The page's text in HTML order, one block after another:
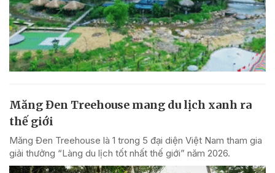
Măng Đen Treehouse mang du lịch xanh ra
thế giới
Măng Đen Treehouse là 1 trong 5 đại diện Việt Nam tham gia
giải thưởng “Làng du lịch tốt nhất thế giới” năm 2026.